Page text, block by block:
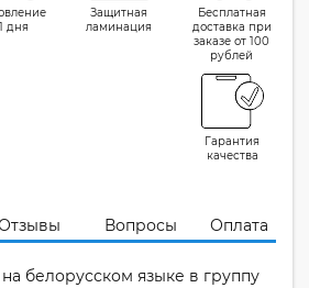
дня
Защитная
ламинация
Бесплатная
доставка при
заказе от 100
рублей
Гарантия
качества
Вопросы Оплата
белорусском языке в группу